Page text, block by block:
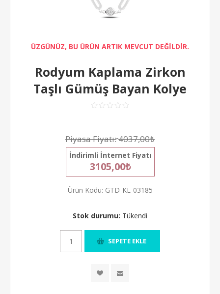
ÜZGÜNÜZ, BU ÜRÜN ARTIK MEVCUT DEĞİLDİR.
Rodyum Kaplama Zirkon
Taşlı Gümüş Bayan Kolye
Piyasa Fiyatı:4037,00₺
İndirimli İnternet Fiyatı
3105,00₺
Ürün Kodu: GTD-KL-03185
Stok durumu: Tükendi